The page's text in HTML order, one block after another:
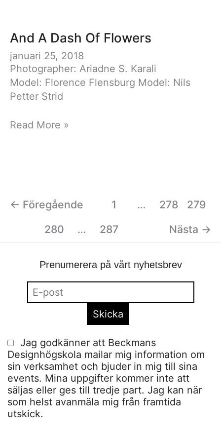
And A Dash Of Flowers
januari 25, 2018
Photographer: Ariadne S. Karali
Model: Florence Flensburg Model: Nils
Petter Strid
And
Read More »
← Föregående 1 … 278
279
280
… 287 Nästa →
Prenumerera på vårt nyhetsbrev
Jag godkänner att Beckmans
Designhögskola mailar mig information om
sin verksamhet och bjuder in mig till sina
events. Mina uppgifter kommer inte att
säljas eller ges till tredje part. Jag kan när
som helst avanmäla mig från framtida
utskick.